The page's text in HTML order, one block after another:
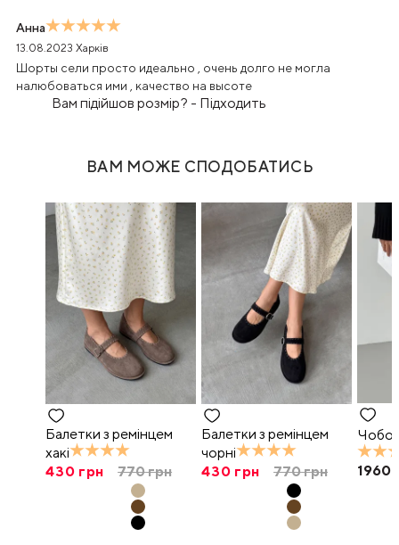
Анна
13.08.2023 Харків
Шорты сели просто идеально , очень долго не могла
налюбоваться ими , качество на высоте
Вам підійшов розмір? - Підходить
ВАМ МОЖЕ СПОДОБАТИСЬ
Балетки з ремінцем
хакі
430 грн 770грн
Балетки з ремінцем
чорні
430 грн 770грн 1960